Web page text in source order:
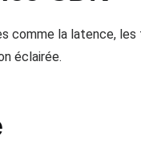
comme la latence,
éclairée.